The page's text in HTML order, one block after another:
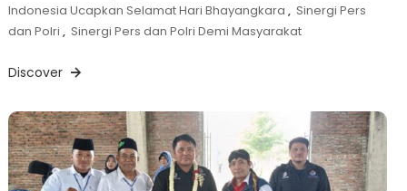
Indonesia Ucapkan Selamat Hari Bhayangkara , Sinergi Pers
dan Polri , Sinergi Pers dan Polri Demi Masyarakat
Discover